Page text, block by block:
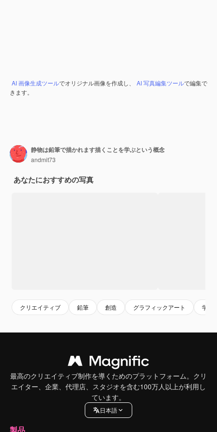
AI 画像生成ツールでオリジナル画像を作成し、 AI 写真編集ツールで編集で
きます。
静物は鉛筆で描かれます描くことを学ぶという概念
andmit73
あなたにおすすめの写真
クリエイティブ 鉛筆 創造 グラフィックアート 学校
最高のクリエイティブ制作を導くためのプラットフォーム。クリ
エイター、企業、代理店、スタジオを含む100万人以上が利用し
ています。
日本語
製品